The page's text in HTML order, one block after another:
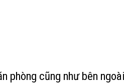
phòng cũng như bên ngoài